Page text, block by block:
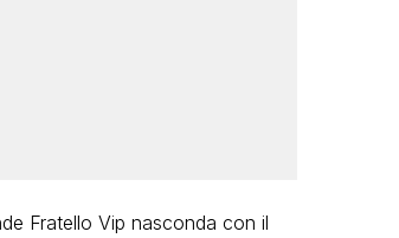
Fratello Vip nasconda con il